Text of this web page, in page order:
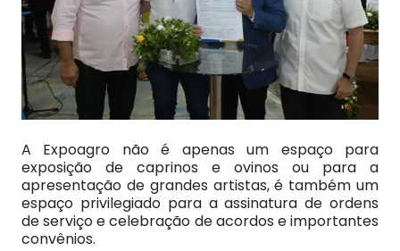
A Expoagro não é apenas um espaço para
exposição de caprinos e ovinos ou para a
apresentação de grandes artistas, é também um
espaço privilegiado para a assinatura de ordens
de serviço e celebração de acordos e importantes
convênios.